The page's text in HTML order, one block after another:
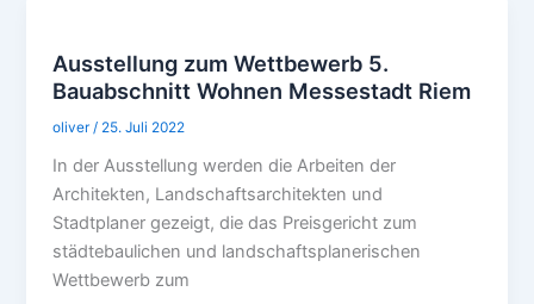
Ausstellung zum Wettbewerb 5.
Bauabschnitt Wohnen Messestadt Riem
oliver / 25. Juli 2022
In der Ausstellung werden die Arbeiten der
Architekten, Landschaftsarchitekten und
Stadtplaner gezeigt, die das Preisgericht zum
städtebaulichen und landschaftsplanerischen
Wettbewerb zum